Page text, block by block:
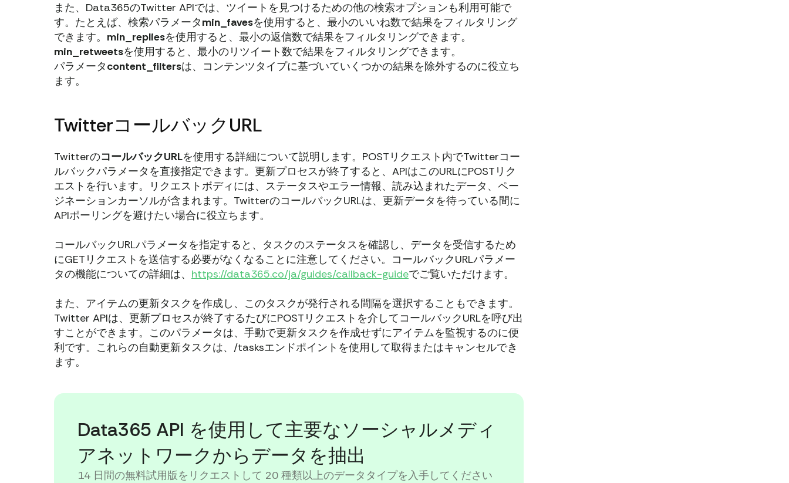
また、Data365のTwitter APIでは、ツイートを見つけるための他の検索オプションも利用可能で
す。たとえば、検索パラメータmin_favesを使用すると、最小のいいね数で結果をフィルタリング
できます。 min_repliesを使用すると、最小の返信数で結果をフィルタリングできます。
min_retweetsを使用すると、最小のリツイート数で結果をフィルタリングできます。
パラメータcontent_filtersは、コンテンツタイプに基づいていくつかの結果を除外するのに役立ち
ます。
TwitterコールバックURL
TwitterのコールバックURLを使用する詳細について説明します。POSTリクエスト内でTwitterコー
ルバックパラメータを直接指定できます。更新プロセスが終了すると、APIはこのURLにPOSTリク
エストを行います。リクエストボディには、ステータスやエラー情報、読み込まれたデータ、ペー
ジネーションカーソルが含まれます。TwitterのコールバックURLは、更新データを待っている間に
APIポーリングを避けたい場合に役立ちます。
コールバックURLパラメータを指定すると、タスクのステータスを確認し、データを受信するため
にGETリクエストを送信する必要がなくなることに注意してください。コールバックURLパラメー
タの機能についての詳細は、 https://data365.co/ja/guides/callback-guideでご覧いただけます。
また、アイテムの更新タスクを作成し、このタスクが発行される間隔を選択することもできます。
Twitter APIは、更新プロセスが終了するたびにPOSTリクエストを介してコールバックURLを呼び出
すことができます。このパラメータは、手動で更新タスクを作成せずにアイテムを監視するのに便
利です。これらの自動更新タスクは、/tasksエンドポイントを使用して取得またはキャンセルでき
ます。
Data365 API を使用して主要なソーシャルメディ
アネットワークからデータを抽出
14 日間の無料試用版をリクエストして 20 種類以上のデータタイプを入手してください